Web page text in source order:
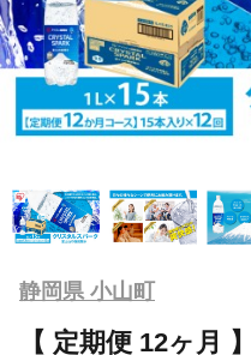
静岡県 小山町
【 定期便 12ヶ月